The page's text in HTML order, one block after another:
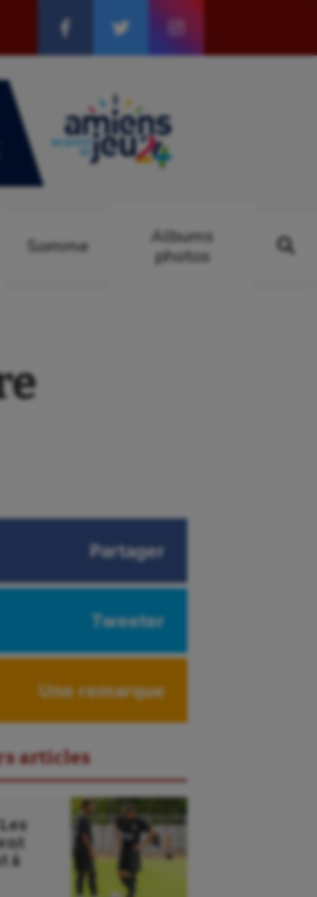
Somme
Albums
photos
Partager
Tweeter
Une remarque
articles
à